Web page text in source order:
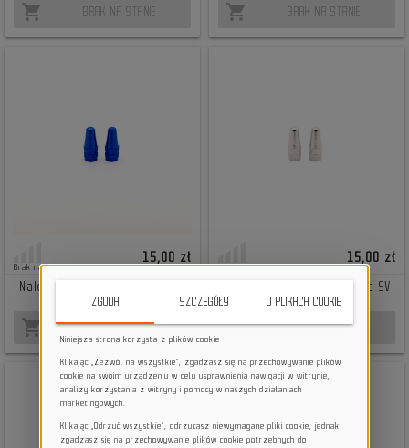
shopping_cart BRAK NA STANIE shopping_cart BRAK NA STANIE
Brak na stanie
15,00 zł
Nakrętka na wentyl Presta SV
niebieski
shopping_cart BRAK NA STANIE
Brak na stanie
15,00 zł
Nakrętka na wentyl Presta SV
srebrny
shopping_cart BRAK NA STANIE
ZGODA SZCZEGÓŁY O PLIKACH COOKIE
Niniejsza strona korzysta z plików cookie
Klikając „Zezwól na wszystkie”, zgadzasz się na przechowywanie plików
cookie na swoim urządzeniu w celu usprawnienia nawigacji w witrynie,
analizy korzystania z witryny i pomocy w naszych działaniach
marketingowych.
Klikając „Odrzuć wszystkie”, odrzucasz niewymagane pliki cookie, jednak
zgadzasz się na przechowywanie plików cookie potrzebnych do